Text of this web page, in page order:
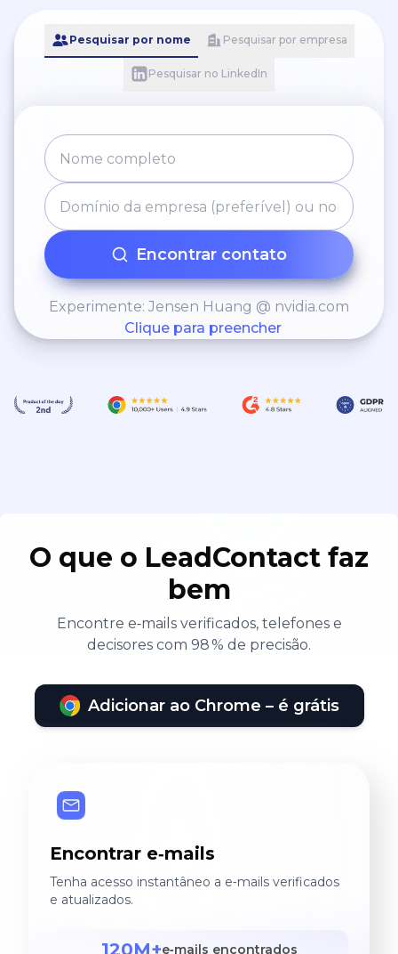
Pesquisar por nome Pesquisar por empresa
Pesquisar no LinkedIn
Encontrar contato
Experimente: Jensen Huang @ nvidia.com
Clique para preencher
O que o LeadContact faz
bem
Encontre e‑mails verificados, telefones e
decisores com 98 % de precisão.
Adicionar ao Chrome – é grátis
Encontrar e‑mails
Tenha acesso instantâneo a e‑mails verificados
e atualizados.
120M+e‑mails encontrados